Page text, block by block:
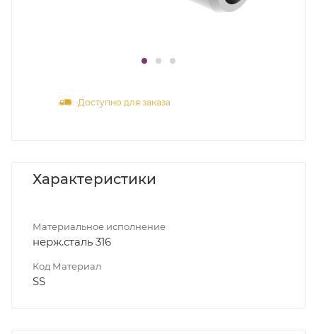
Доступно для заказа
Характеристики
Материальное исполнение
нерж.сталь 316
Код Материал
SS